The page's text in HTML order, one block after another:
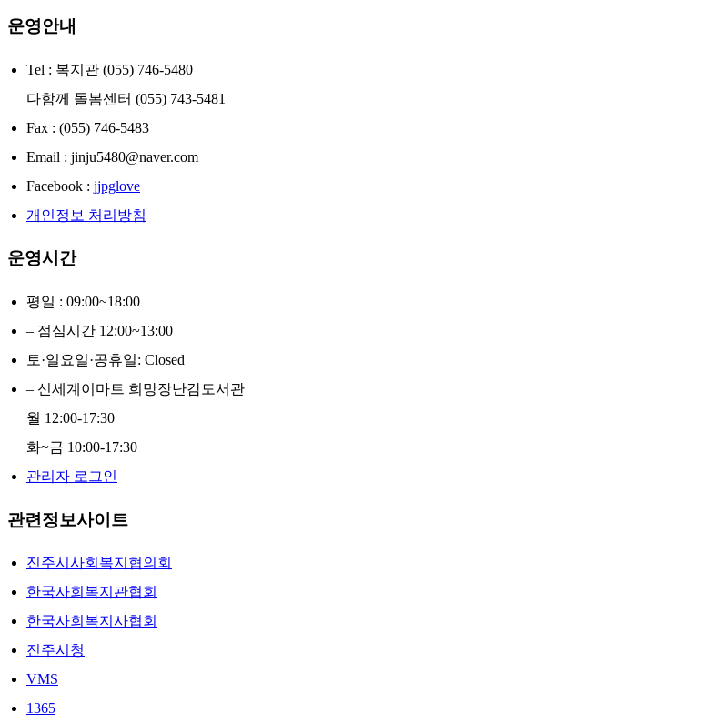
운영안내
Tel : 복지관 (055) 746-5480
다함께 돌봄센터 (055) 743-5481
Fax : (055) 746-5483
Email : jinju5480@naver.com
Facebook : jjpglove
개인정보 처리방침
운영시간
평일 : 09:00~18:00
– 점심시간 12:00~13:00
토·일요일·공휴일: Closed
– 신세계이마트 희망장난감도서관
월 12:00-17:30
화~금 10:00-17:30
관리자 로그인
관련정보사이트
진주시사회복지협의회
한국사회복지관협회
한국사회복지사협회
진주시청
VMS
1365